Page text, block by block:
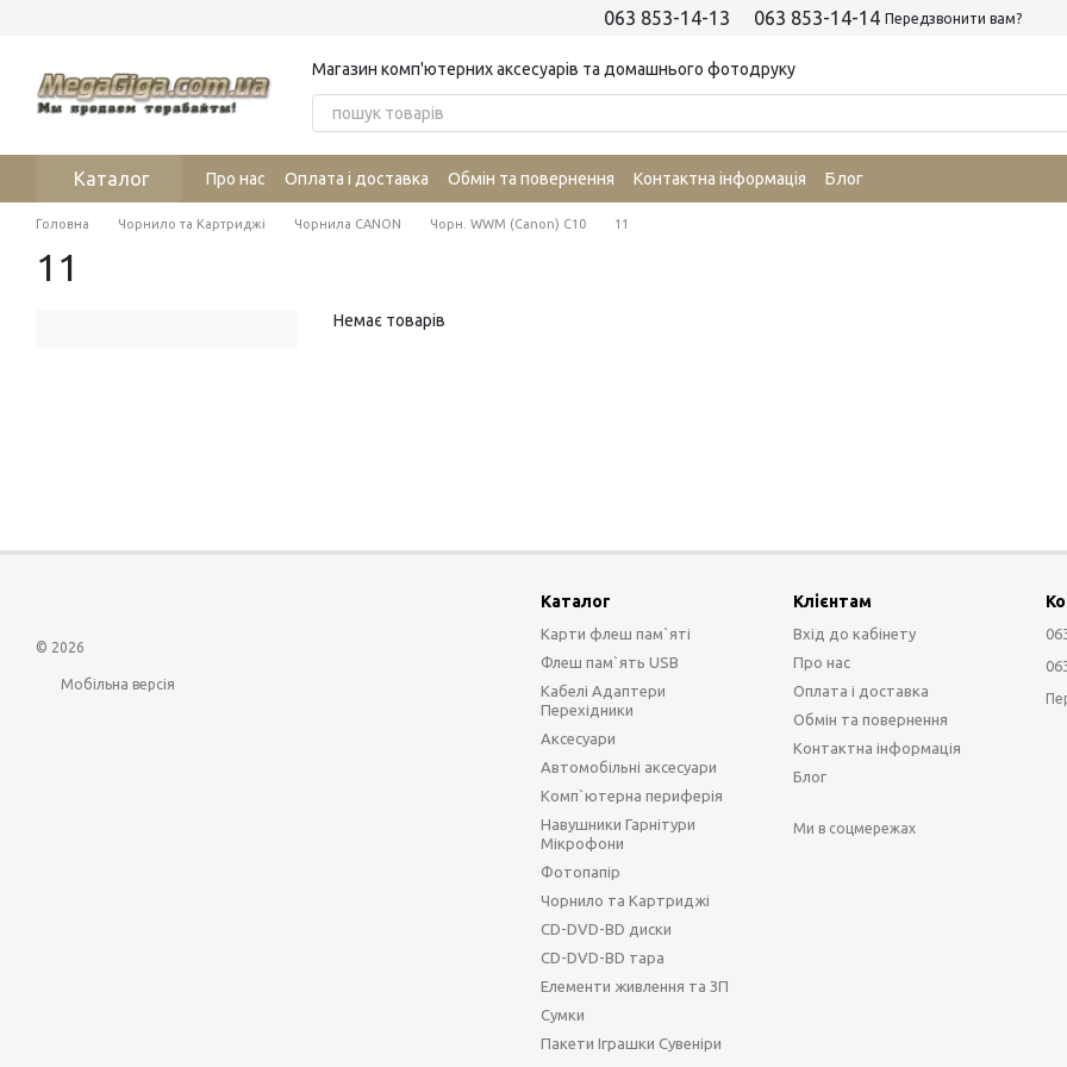
063 853-14-13 063 853-14-14 Передзвонити вам?
Магазин комп'ютерних аксесуарів та домашнього фотодруку
Каталог Про нас Оплата і доставка Обмін та повернення Контактна інформація Блог
Головна Чорнило та Картриджі Чорнила CANON Чорн. WWM (Canon) C10 11
11
Немає товарів
© 2026
Мобільна версія
Каталог
Карти флеш пам`яті
Флеш пам`ять USB
Кабелі Адаптери
Перехідники
Аксесуари
Автомобільні аксесуари
Комп`ютерна периферія
Навушники Гарнітури
Мікрофони
Фотопапір
Чорнило та Картриджі
CD-DVD-BD диски
CD-DVD-BD тара
Елементи живлення та ЗП
Сумки
Пакети Іграшки Сувеніри
Клієнтам
Вхід до кабінету
Про нас
Оплата і доставка
Обмін та повернення
Контактна інформація
Блог
Ми в соцмережах